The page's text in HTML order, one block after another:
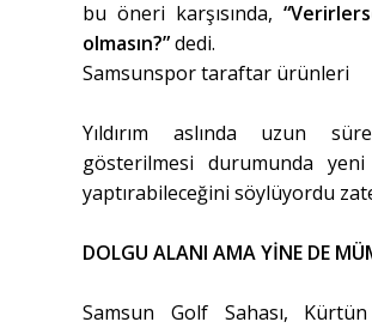
bu öneri karşısında,
olmasın?”dedi.
Samsunspor taraftar ürünleri
Yıldırım aslında uzun
gösterilmesi durumunda
yaptırabileceğini söylüyordu
DOLGU ALANI AMA YİNE DE
Samsun Golf Sahası, Kürtün